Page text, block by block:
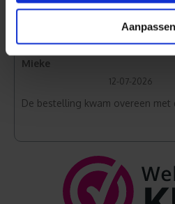
Aanpassen
Mieke
12-07-2026
De bestelling kwam overeen met